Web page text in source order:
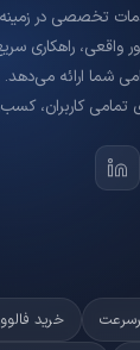
تخصصی در
واقعی، راهکاری
شما ارائه
تمامی کاربران،
خرید